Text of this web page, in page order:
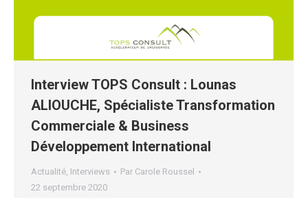
Interview TOPS Consult : Lounas
ALIOUCHE, Spécialiste Transformation
Commerciale & Business
Développement International
Actualité, Interviews Par Carole Roussel
22 septembre 2020